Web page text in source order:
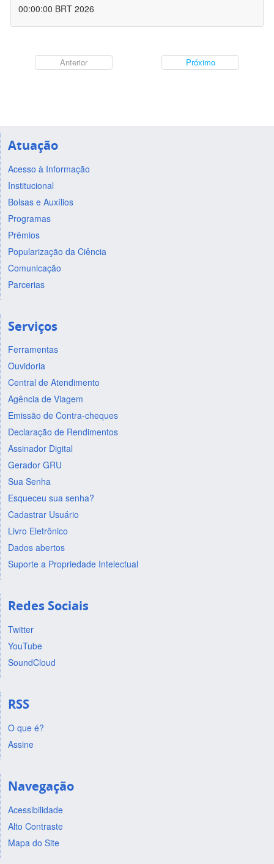
00:00:00 BRT 2026
Anterior Próximo
Atuação
Acesso à Informação
Institucional
Bolsas e Auxílios
Programas
Prêmios
Popularização da Ciência
Comunicação
Parcerias
Serviços
Ferramentas
Ouvidoria
Central de Atendimento
Agência de Viagem
Emissão de Contra-cheques
Declaração de Rendimentos
Assinador Digital
Gerador GRU
Sua Senha
Esqueceu sua senha?
Cadastrar Usuário
Livro Eletrônico
Dados abertos
Suporte a Propriedade Intelectual
Redes Sociais
Twitter
YouTube
SoundCloud
RSS
O que é?
Assine
Navegação
Acessibilidade
Alto Contraste
Mapa do Site